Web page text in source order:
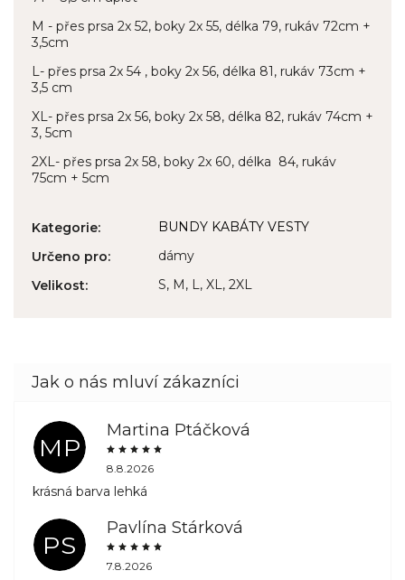
M - přes prsa 2x 52, boky 2x 55, délka 79, rukáv 72cm +
3,5cm
L- přes prsa 2x 54 , boky 2x 56, délka 81, rukáv 73cm +
3,5 cm
XL- přes prsa 2x 56, boky 2x 58, délka 82, rukáv 74cm +
3, 5cm
2XL- přes prsa 2x 58, boky 2x 60, délka 84, rukáv
75cm + 5cm
Kategorie:
BUNDY KABÁTY VESTY
Určeno pro:
dámy
Velikost: S, M, L, XL, 2XL
MP
Martina Ptáčková
8.8.2026
krásná barva lehká
PS
Pavlína Stárková
7.8.2026